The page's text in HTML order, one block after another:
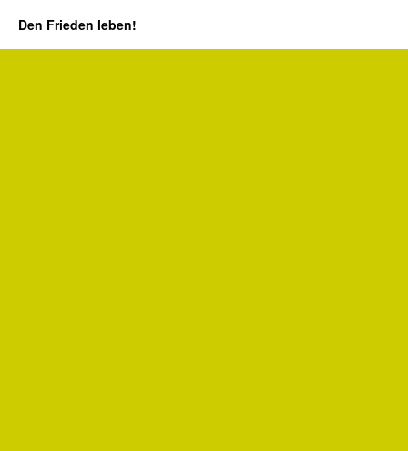
Den Frieden leben!